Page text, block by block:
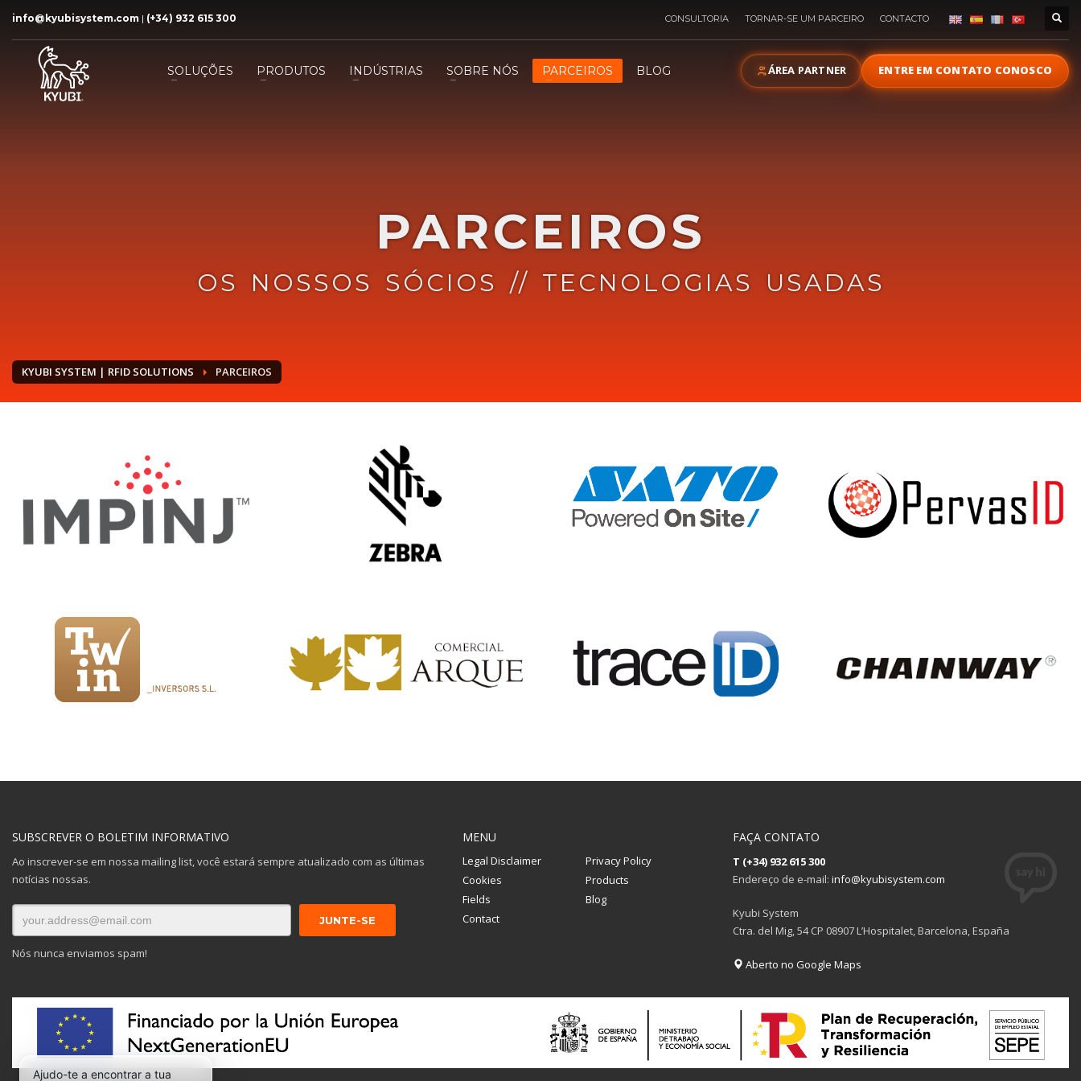
info@kyubisystem.com | (+34) 932 615 300 CONSULTORIA TORNAR-SE UM PARCEIRO CONTACTO
SOLUÇÕES PRODUTOS INDÚSTRIAS SOBRE NÓS PARCEIROS BLOG ÁREA PARTNER ENTRE EM CONTATO CONOSCO
PARCEIROS
OS NOSSOS SÓCIOS // TECNOLOGIAS USADAS
KYUBI SYSTEM | RFID SOLUTIONS PARCEIROS
SUBSCREVER O BOLETIM INFORMATIVO
Ao inscrever-se em nossa mailing list, você estará sempre atualizado com as últimas
notícias nossas.
Nós nunca enviamos spam!
MENU
Legal Disclaimer
Privacy Policy
Cookies
Products
Fields
Blog
Contact
FAÇA CONTATO
T (+34) 932 615 300
Endereço de e-mail: info@kyubisystem.com
Kyubi System
Ctra. del Mig, 54 CP 08907 L’Hospitalet, Barcelona, España
Aberto no Google Maps